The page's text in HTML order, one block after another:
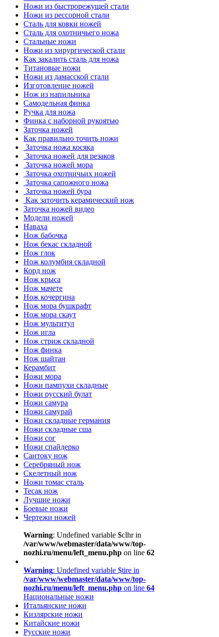
Ножи из быстрорежущей стали
Ножи из рессорной стали
Сталь для ковки ножей
Сталь для охотничьего ножа
Стальные ножи
Ножи из хирургической стали
Как закалить сталь для ножа
Титановые ножи
Ножи из дамасской стали
Изготовление ножей
Нож из напильника
Самодельная финка
Ручка для ножа
Финка с наборной рукоятью
Заточка ножей
Как правильно точить ножи
Заточка ножа косяка
Заточка ножей для резаков
Заточка ножей мора
Заточка охотничьих ножей
Заточка сапожного ножа
Заточка ножей бура
Как заточить керамический нож
Заточка ножей видео
Модели ножей
Наваха
Нож бабочка
Нож бекас складной
Нож глок
Нож колумбия складной
Корд нож
Нож крыса
Нож мачете
Нож кочергина
Нож мора бушкрафт
Нож мора скаут
Нож мультитул
Нож игла
Нож стриж складной
Нож финка
Нож шайтан
Керамбит
Ножи мора
Ножи пампухи складные
Ножи русский булат
Ножи самура
Ножи самурай
Ножи складные германия
Ножи складные сша
Ножи сог
Ножи спайдерко
Сантоку нож
Серебряный нож
Скелетный нож
Ножи томас сталь
Тесак нож
Лучшие ножи
Боевые ножи
Чертежи ножей
Warning: Undefined variable $clhr in
/var/www/webmaster/data/www/top-
nozhi.ru/menu/left_menu.php on line 62
Warning: Undefined variable $tire in
/var/www/webmaster/data/www/top-
nozhi.ru/menu/left_menu.php on line 64
Национальные ножи
Итальянские ножи
Кизлярские ножи
Китайские ножи
Русские ножи